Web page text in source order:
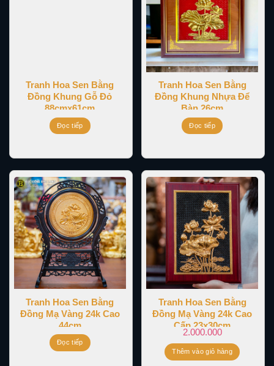
Tranh Hoa Sen Bằng
Đồng Khung Gỗ Đỏ
88cmx61cm
Đọc tiếp
Tranh Hoa Sen Bằng
Đồng Khung Nhựa Để
Bàn 26cm
Đọc tiếp
Tranh Hoa Sen Bằng
Đồng Mạ Vàng 24k Cao
44cm
Đọc tiếp
Tranh Hoa Sen Bằng
Đồng Mạ Vàng 24k Cao
Cấp 23x30cm
2.000.000
Thêm vào giỏ hàng